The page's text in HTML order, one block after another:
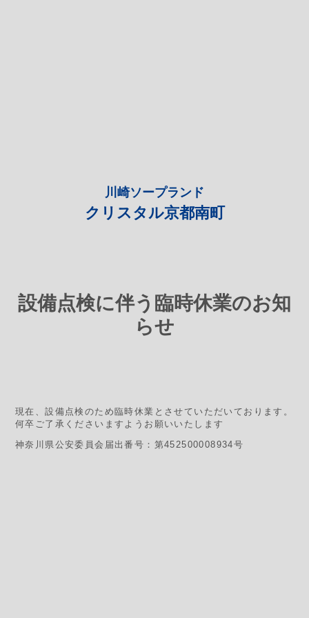
川崎ソープランド
クリスタル京都南町
設備点検に伴う臨時休業のお知
らせ
現在、設備点検のため臨時休業とさせていただいております。
何卒ご了承くださいますようお願いいたします
神奈川県公安委員会届出番号：第452500008934号